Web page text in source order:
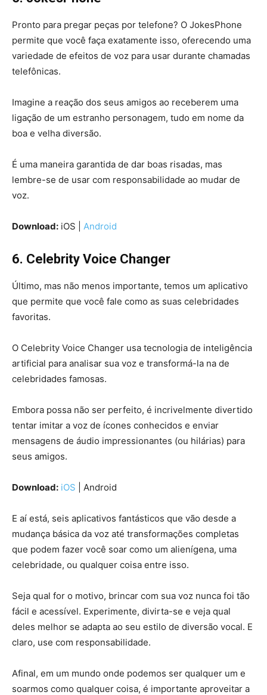
Pronto para pregar peças por telefone? O JokesPhone
permite que você faça exatamente isso, oferecendo uma
variedade de efeitos de voz para usar durante chamadas
telefônicas.
Imagine a reação dos seus amigos ao receberem uma
ligação de um estranho personagem, tudo em nome da
boa e velha diversão.
É uma maneira garantida de dar boas risadas, mas
lembre-se de usar com responsabilidade ao mudar de
voz.
Download: iOS | Android
6. Celebrity Voice Changer
Último, mas não menos importante, temos um aplicativo
que permite que você fale como as suas celebridades
favoritas.
O Celebrity Voice Changer usa tecnologia de inteligência
artificial para analisar sua voz e transformá-la na de
celebridades famosas.
Embora possa não ser perfeito, é incrivelmente divertido
tentar imitar a voz de ícones conhecidos e enviar
mensagens de áudio impressionantes (ou hilárias) para
seus amigos.
Download: iOS | Android
E aí está, seis aplicativos fantásticos que vão desde a
mudança básica da voz até transformações completas
que podem fazer você soar como um alienígena, uma
celebridade, ou qualquer coisa entre isso.
Seja qual for o motivo, brincar com sua voz nunca foi tão
fácil e acessível. Experimente, divirta-se e veja qual
deles melhor se adapta ao seu estilo de diversão vocal. E
claro, use com responsabilidade.
Afinal, em um mundo onde podemos ser qualquer um e
soarmos como qualquer coisa, é importante aproveitar a